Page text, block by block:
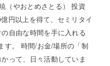
（やおとめさとる） 投資
円以上を得て、セミリタイ
自由な時間を手に入れる
す。 時間/お金/場所の「制
って、日々活動していま